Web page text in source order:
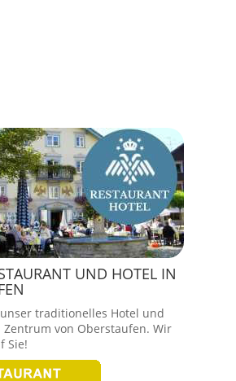
UND HOTEL IN
traditionelles Hotel und
Zentrum von Oberstaufen. Wir
Sie!